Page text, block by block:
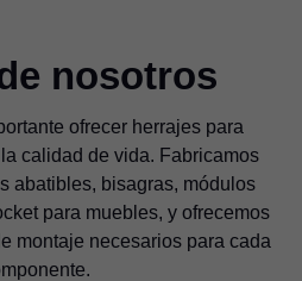
nosotros
ofrecer herrajes para
calidad de vida. Fabricamos
abatibles, bisagras, módulos
para muebles, y ofrecemos
montaje necesarios para cada